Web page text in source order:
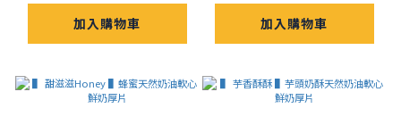
加入購物車 加入購物車